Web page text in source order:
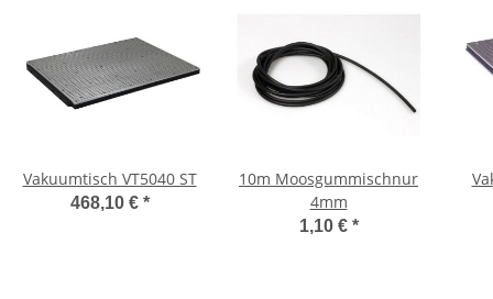
Vakuumtisch VT5040 ST
468,10 € *
10m Moosgummischnur
4mm
1,10 € *